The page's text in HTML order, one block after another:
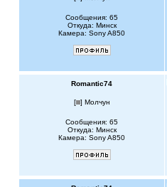
Сообщения: 65
Откуда: Минск
Камера: Sony A850
Romantic74
[ ] Молчун
Сообщения: 65
Откуда: Минск
Камера: Sony A850